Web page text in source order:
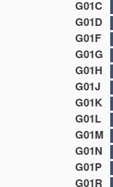
G01C
G01D
G01F
G01G
G01H
G01J
G01K
G01L
G01M
G01N
G01P
G01R